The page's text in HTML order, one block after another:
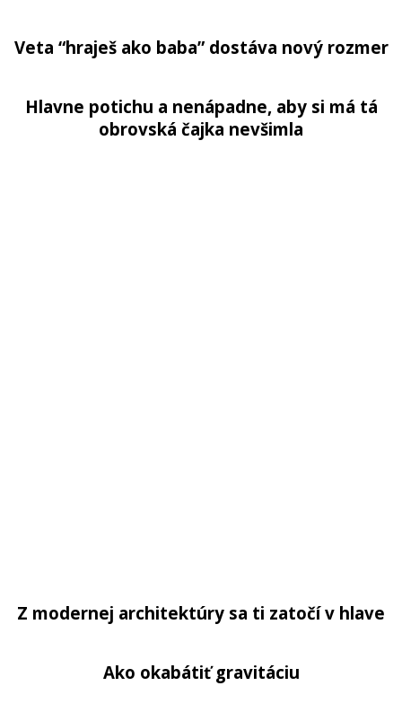
Veta “hraješ ako baba” dostáva nový rozmer
Hlavne potichu a nenápadne, aby si má tá
obrovská čajka nevšimla
Z modernej architektúry sa ti zatočí v hlave
Ako okabátiť gravitáciu